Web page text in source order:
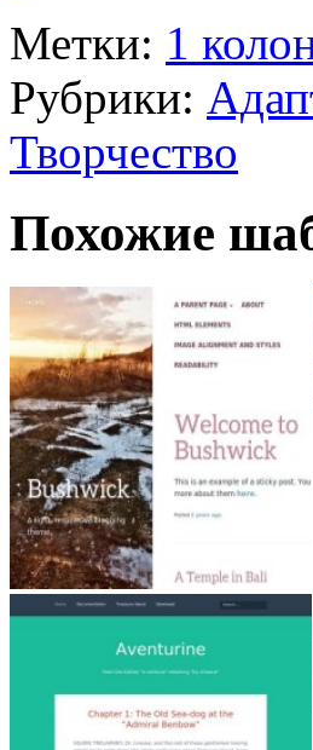
Метки: 1
Рубрики:
Творчество
Похожие